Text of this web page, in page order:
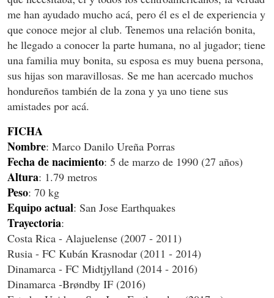
me han ayudado mucho acá, pero él es el de experiencia y
que conoce mejor al club. Tenemos una relación bonita,
he llegado a conocer la parte humana, no al jugador; tiene
una familia muy bonita, su esposa es muy buena persona,
sus hijas son maravillosas. Se me han acercado muchos
hondureños también de la zona y ya uno tiene sus
amistades por acá.
FICHA
Nombre: Marco Danilo Ureña Porras
Fecha de nacimiento: 5 de marzo de 1990 (27 años)
Altura: 1.79 metros
Peso: 70 kg
Equipoactual: San Jose Earthquakes
Trayectoria:
Costa Rica - Alajuelense (2007 - 2011)
Rusia - FC Kubán Krasnodar (2011 - 2014)
Dinamarca - FC Midtjylland (2014 - 2016)
Dinamarca -Brøndby IF (2016)